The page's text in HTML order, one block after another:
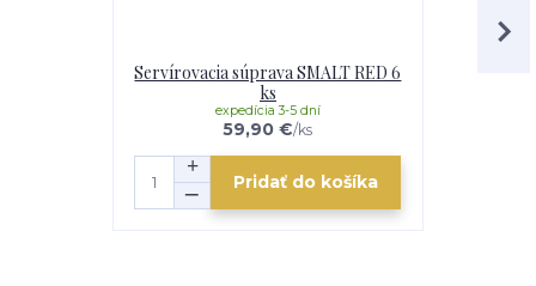
Servírovacia súprava SMALT RED 6
ks
59,90 €/ks
expedícia 3-5 dní
Pridať do košíka